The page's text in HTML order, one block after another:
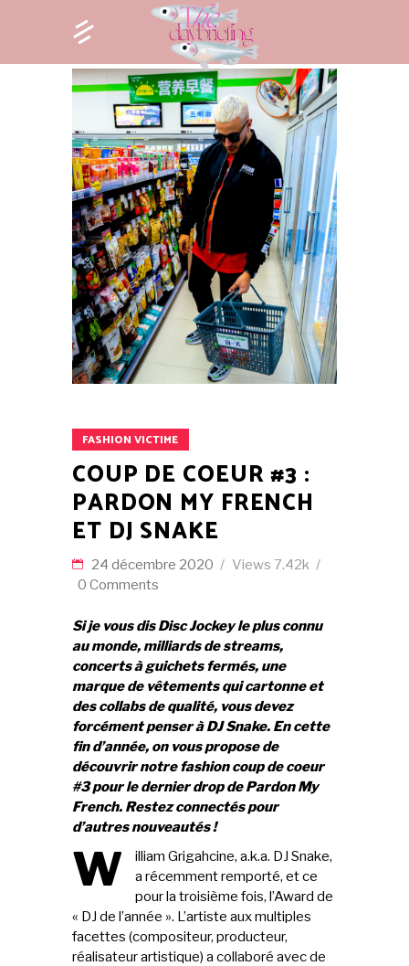
FASHION VICTIME
COUP DE COEUR #3 :
PARDON MY FRENCH
ET DJ SNAKE
24 décembre 2020 Views 7.42k
0 Comments
Si je vous dis Disc Jockey le plus connu
au monde, milliards de streams,
concerts à guichets fermés, une
marque de vêtements qui cartonne et
des collabs de qualité, vous devez
forcément penser à DJ Snake. En cette
fin d’année, on vous propose de
découvrir notre fashion coup de coeur
#3 pour le dernier drop de Pardon My
French. Restez connectés pour
d’autres nouveautés !
W
illiam Grigahcine, a.k.a. DJ Snake,
a récemment remporté, et ce
pour la troisième fois, l’Award de
« DJ de l’année ». L’artiste aux multiples
facettes (compositeur, producteur,
réalisateur artistique) a collaboré avec de